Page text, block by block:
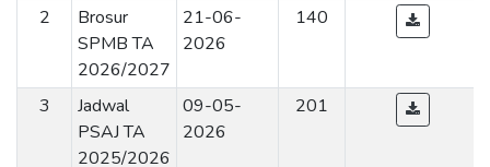
2
Brosur
SPMB TA
2026/2027
21-06-
2026
140
3
Jadwal
PSAJ TA
2025/2026
09-05-
2026
201